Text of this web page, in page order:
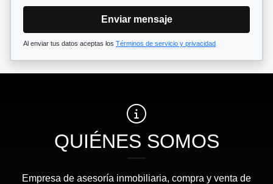
Enviar mensaje
Al enviar tus datos aceptas los Términos de servicio y privacidad
QUIÉNES SOMOS
Empresa de asesoría inmobiliaria, compra y venta de